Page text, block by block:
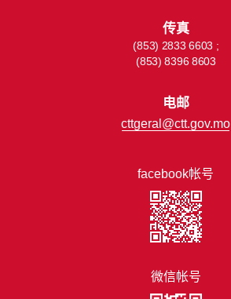
facebook帐号
微信帐号
传真
(853) 2833 6603 ;
(853) 8396 8603
电邮
cttgeral@ctt.gov.mo